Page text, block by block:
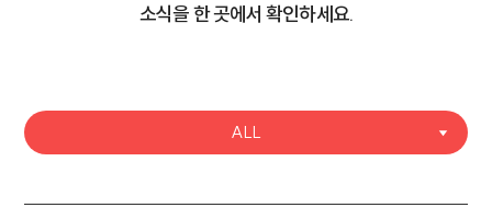
소식을 한 곳에서 확인하세요.
ALL